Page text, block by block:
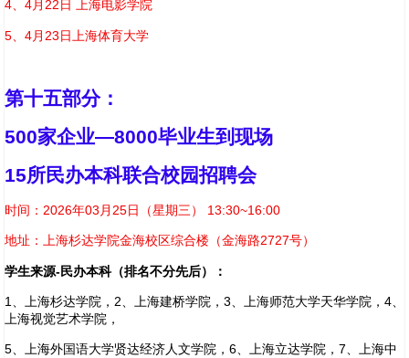
4、4月22日 上海电影学院
5、4月23日上海体育大学
第十五部分：
500家企业—8000毕业生到现场
15所民办本科联合校园招聘会
时间：2026年03月25日（星期三） 13:30~16:00
地址：上海杉达学院金海校区综合楼（金海路2727号）
学生来源-民办本科（排名不分先后）：
1
上海杉达学院，2、上海建桥学院，3、上海师范大学天华学院，4、
上海视觉艺术学院，
5、上海外国语大学贤达经济人文学院，6、上海立达学院，7、上海中